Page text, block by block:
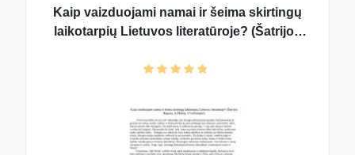
Kaip vaizduojami namai ir šeima skirtingų
laikotarpių Lietuvos literatūroje? (Šatrijos